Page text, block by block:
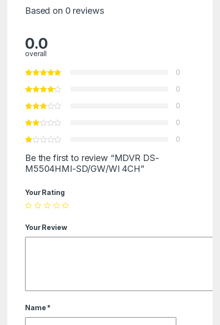
Based on 0 reviews
0.0
overall
0
0
0
0
0
Be the first to review “MDVR DS-
M5504HMI-SD/GW/WI 4CH”
Your Rating
Your Review
Name *